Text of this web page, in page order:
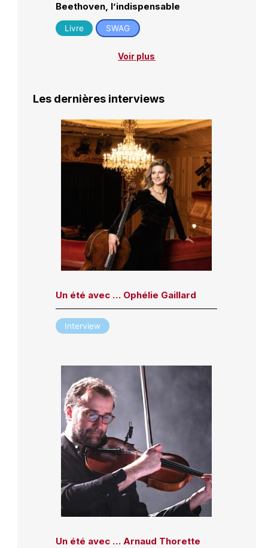
Beethoven, l’indispensable
Livre SWAG
Voir plus
Les dernières interviews
Un été avec … Ophélie Gaillard
Interview
Un été avec … Arnaud Thorette